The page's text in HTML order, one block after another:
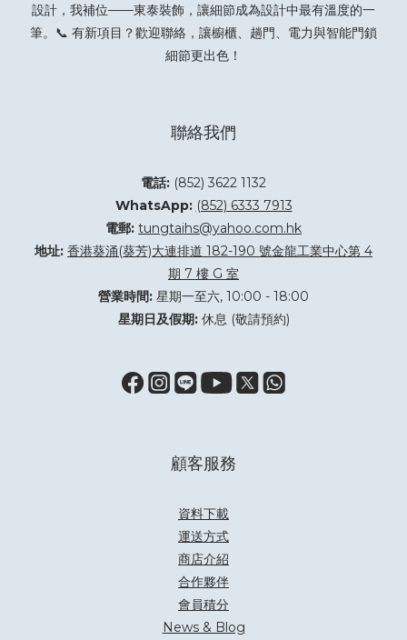
設計，我補位——東泰裝飾，讓細節成為設計中最有溫度的一
筆。📞 有新項目？歡迎聯絡 ，讓櫥櫃、趟門、電力與智能門鎖
細節更出色！
聯絡我們
電話: (852) 3622 1132
WhatsApp: (852) 6333 7913
電郵: tungtaihs@yahoo.com.hk
地址: 香港葵涌(葵芳)大連排道 182-190 號金龍工業中心第 4
期 7 樓 G 室
營業時間: 星期一至六, 10:00 - 18:00
星期日及假期:休息 (敬請預約)
顧客服務
資料下載
運送方式
商店介紹
合作夥伴
會員積分
News & Blog